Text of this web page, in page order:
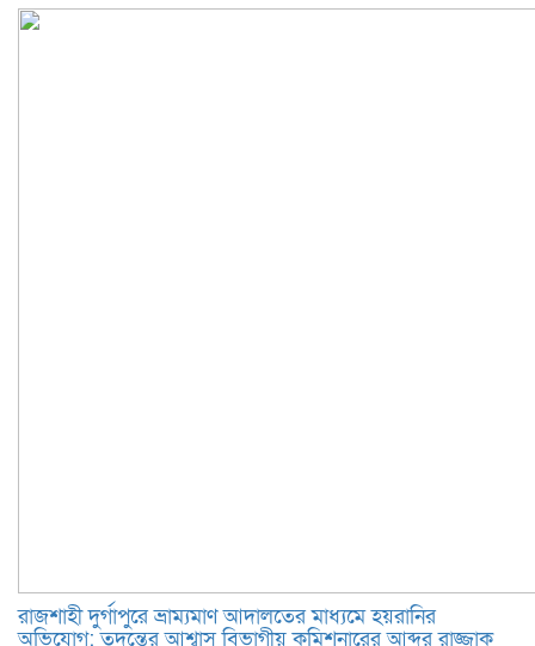
রাজশাহী দুর্গাপুরে ভ্রাম্যমাণ আদালতের মাধ্যমে হয়রানির
অভিযোগ: তদন্তের আশ্বাস বিভাগীয় কমিশনারের আব্দুর রাজ্জাক